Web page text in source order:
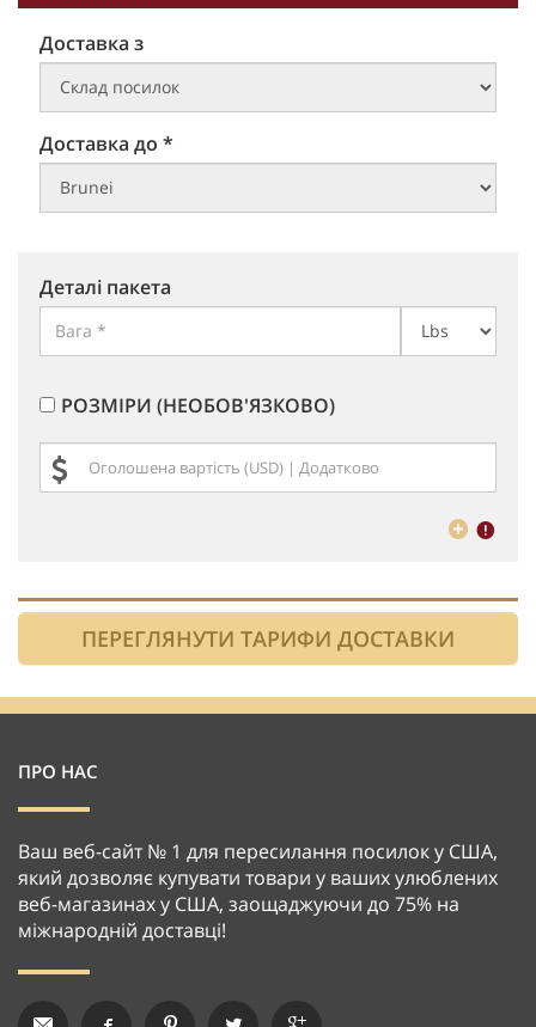
Доставка з
Доставка до *
Деталі пакета
РОЗМІРИ (НЕОБОВ'ЯЗКОВО)
ПРО НАС
Ваш веб-сайт № 1 для пересилання посилок у США,
який дозволяє купувати товари у ваших улюблених
веб-магазинах у США, заощаджуючи до 75% на
міжнародній доставці!